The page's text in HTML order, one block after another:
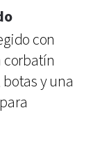
con
corbatín
y una